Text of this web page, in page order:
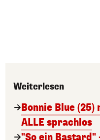
Weiterlesen
Bonnie Blue (25)
ALLE sprachlos